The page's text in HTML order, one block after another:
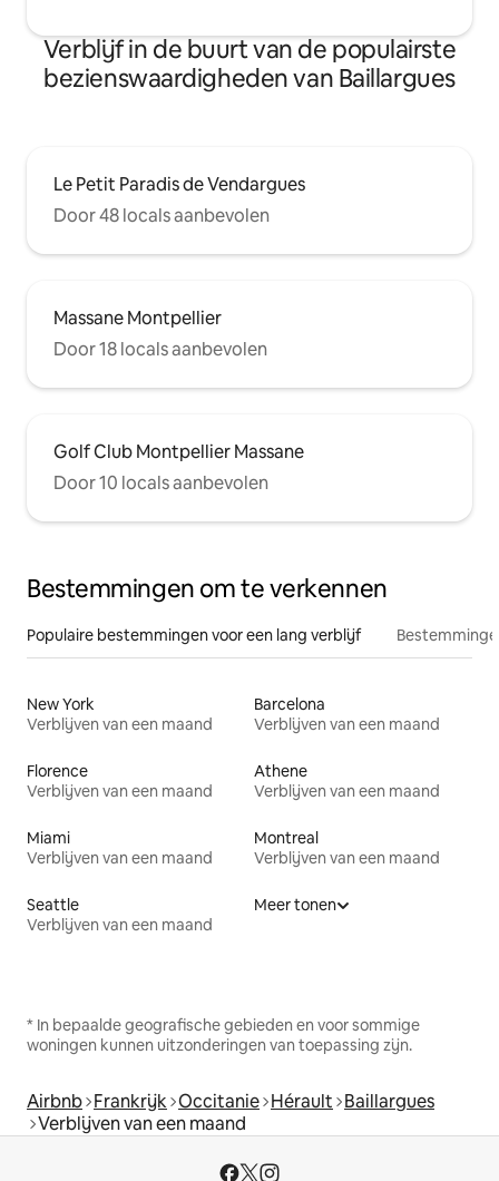
Verblijf in de buurt van de populairste
bezienswaardigheden van Baillargues
Le Petit Paradis de Vendargues
Door 48 locals aanbevolen
Massane Montpellier
Door 18 locals aanbevolen
Golf Club Montpellier Massane
Door 10 locals aanbevolen
Bestemmingen om te verkennen
Populaire bestemmingen voor een lang verblijf
New York
Verblijven van een maand
Barcelona
Verblijven van een maand
Florence
Verblijven van een maand
Athene
Verblijven van een maand
Miami
Verblijven van een maand
Montreal
Verblijven van een maand
Seattle
Verblijven van een maand
Meer tonen
* In bepaalde geografische gebieden en voor sommige
woningen kunnen uitzonderingen van toepassing zijn.
Airbnb Frankrijk Occitanie Hérault Baillargues
Verblijven van een maand